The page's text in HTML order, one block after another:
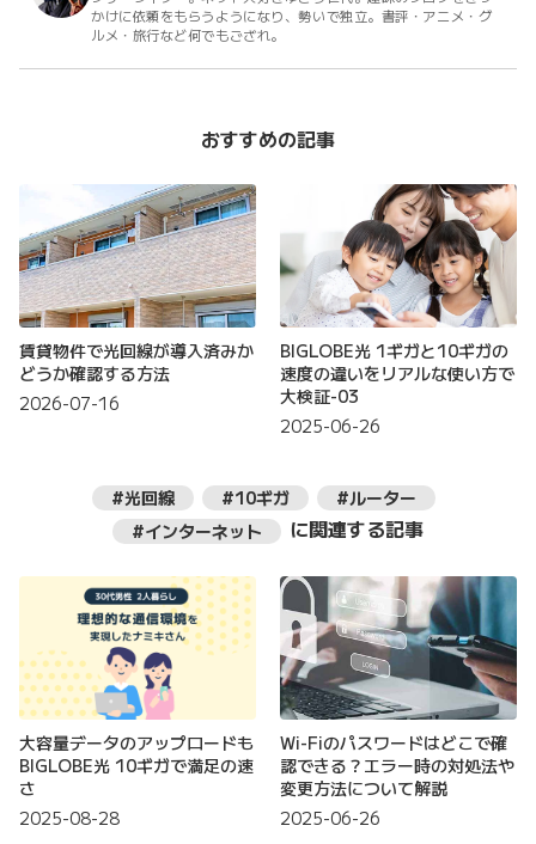
かけに依頼をもらうようになり、勢いで独立。書評・アニメ・グ
ルメ・旅行など何でもござれ。
おすすめの記事
賃貸物件で光回線が導入済みか
どうか確認する方法
2026-07-16
BIGLOBE光 1ギガと10ギガの
速度の違いをリアルな使い方で
大検証-03
2025-06-26
#光回線 #10ギガ
#ルーター
#インターネット
に関連する記事
大容量データのアップロードも
BIGLOBE光 10ギガで満足の速
さ
2025-08-28
Wi-Fiのパスワードはどこで確
認できる？エラー時の対処法や
変更方法について解説
2025-06-26